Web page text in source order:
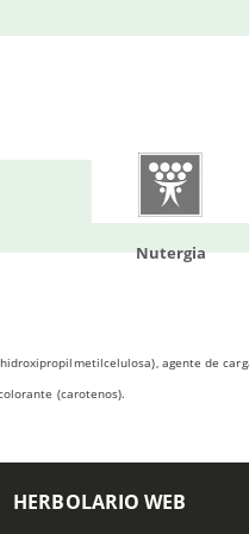
agente de
(carotenos).
100% Natural
HERBOLARIO WEB